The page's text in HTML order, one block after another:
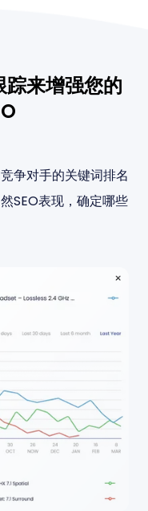
来增强您的
争对手的关键词排名
SEO表现，确定哪些